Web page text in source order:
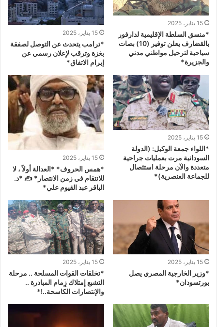
15 يناير، 2025
*منسق السلطة الإقليمية لدارفور
بالقضارف يعلن توفير (10) بصات
سياحية لترحيل مواطني مدني
والجزيرة*
15 يناير، 2025
*ترامب يتحدث عن التوصل لصفقة
بغزة وترقب لإعلان رسمي عن
إبرام الاتفاق*
15 يناير، 2025
*اللواء جمعة الوكيل: (الدولة
السودانية مرت بعمليات جراحية
متعددة والآن مرحلة استئصال
للجماعة العنصرية)*
15 يناير، 2025
*همس الحروف* *العدالة أولاً ، لا
للانتقام في زمن الانتصار* ✍️ *د.
الباقر عبد القيوم علي*
15 يناير، 2025
*وزير الخارجية المصري يصل
بورتسودان*
15 يناير، 2025
*تخلقات القوات المسلحة .. مرحلة
التشبع إمتلاك زِمام المبادرة ..
والإنتصارات الكاسحة..!*